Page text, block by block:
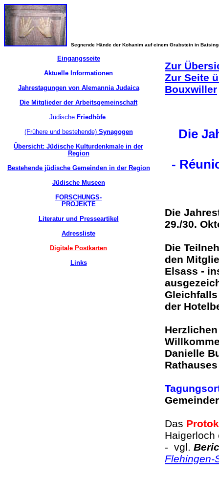
Segnende Hände der Kohanim auf einem Grabstein in
Eingangsseite
Aktuelle Informationen
Jahrestagungen von Alemannia Judaica
Die Mitglieder der Arbeitsgemeinschaft
Jüdische Friedhöfe
(Frühere und bestehende)Synagogen
Übersicht: Jüdische Kulturdenkmale in der
Region
Bestehende jüdische Gemeinden in der Region
Jüdische Museen
FORSCHUNGS-
PROJEKTE
Literatur und Presseartikel
Adressliste
Digitale Postkarten
Links
Zur
Zur Seite
Bouxwiller
Die
-
Die
29./30.
Die
den
Elsass -
der
Danielle
Das
- vgl.
Flehingen-